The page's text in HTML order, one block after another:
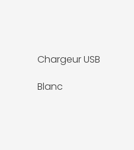
Chargeur USB
Blanc